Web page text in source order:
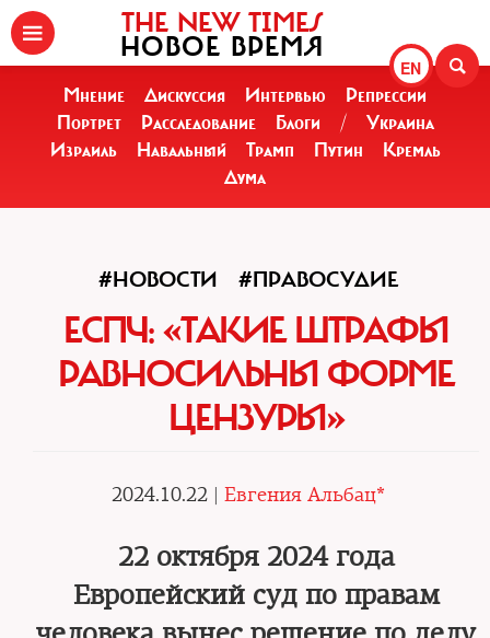
EN
THE NEW TIMES
НОВОЕ ВРЕМЯ
Мнение Дискуссия Интервью
Репрессии
Портрет
Расследование Блоги /
Украина
Израиль
Навальный Трамп Путин
Кремль
Дума
#НОВОСТИ #ПРАВОСУДИЕ
ЕСПЧ: «ТАКИЕ ШТРАФЫ
РАВНОСИЛЬНЫ ФОРМЕ
ЦЕНЗУРЫ»
2024.10.22 | Евгения Альбац*
22 октября 2024 года
Европейский суд по правам